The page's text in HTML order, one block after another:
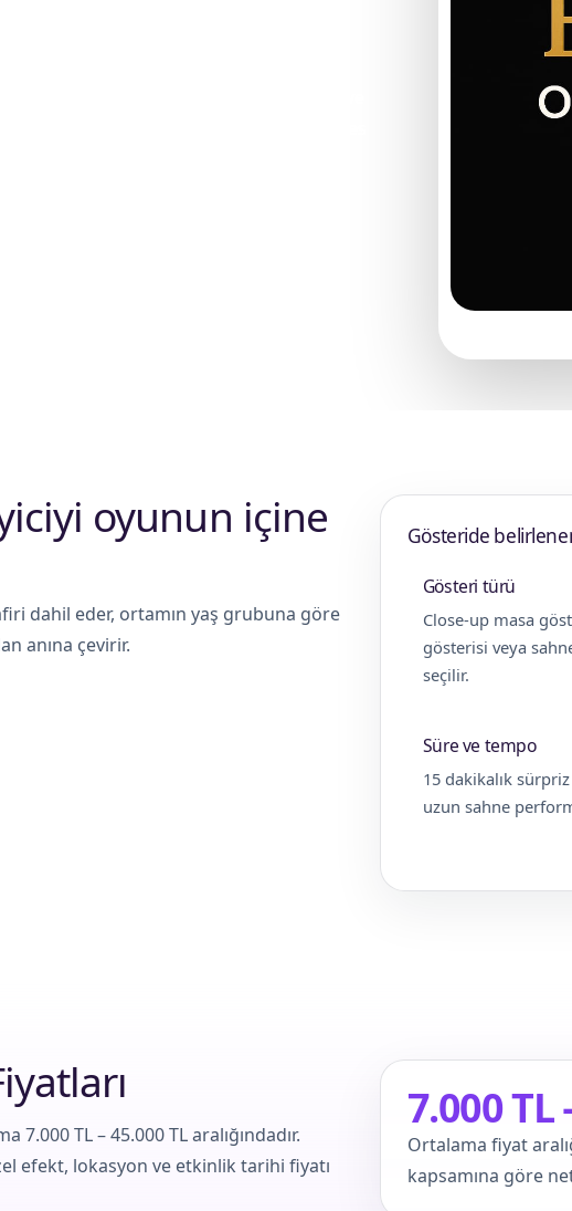
oyunun içine
dahil eder, ortamın yaş grubuna göre
anına çevirir.
Gösteride
Gösteri türü
Close-up masa
gösterisi veya
seçilir.
Süre ve tempo
15 dakikalık
uzun sahne
TL – 45.000 TL aralığındadır.
efekt, lokasyon ve etkinlik tarihi fiyatı
7.000 TL
Ortalama fiyat
kapsamına göre